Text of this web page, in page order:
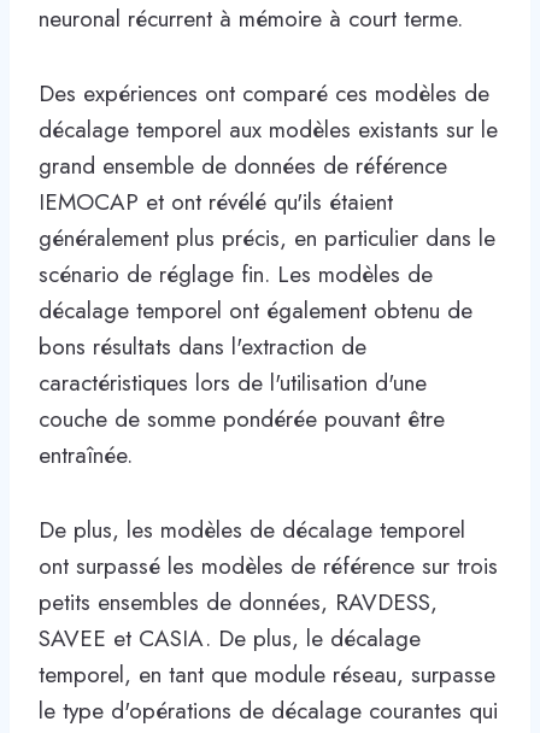
neuronal récurrent à mémoire à court terme.
Des expériences ont comparé ces modèles de
décalage temporel aux modèles existants sur le
grand ensemble de données de référence
IEMOCAP et ont révélé qu'ils étaient
généralement plus précis, en particulier dans le
scénario de réglage fin. Les modèles de
décalage temporel ont également obtenu de
bons résultats dans l'extraction de
caractéristiques lors de l'utilisation d'une
couche de somme pondérée pouvant être
entraînée.
De plus, les modèles de décalage temporel
ont surpassé les modèles de référence sur trois
petits ensembles de données, RAVDESS,
SAVEE et CASIA. De plus, le décalage
temporel, en tant que module réseau, surpasse
le type d'opérations de décalage courantes qui